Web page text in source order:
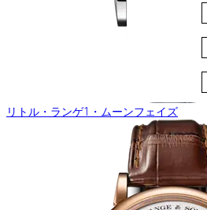
リトル・ランゲ1・ムーンフェイズ